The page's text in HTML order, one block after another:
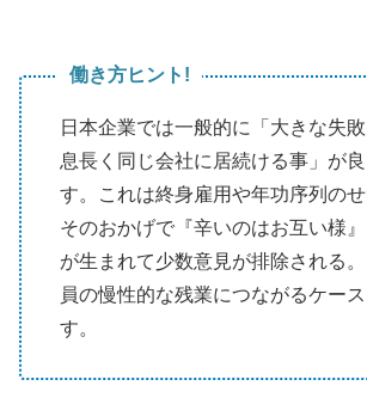
働き方ヒント!
日本企業では一般的に「大きな失
息長く同じ会社に居続ける事」が
す。これは終身雇用や年功序列のせ
そのおかげで『辛いのはお互い様
が生まれて少数意見が排除される
員の慢性的な残業につながるケー
す。